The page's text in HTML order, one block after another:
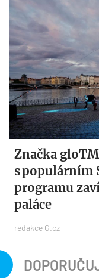
Značka
s populárním
programu
paláce
redakce G.cz